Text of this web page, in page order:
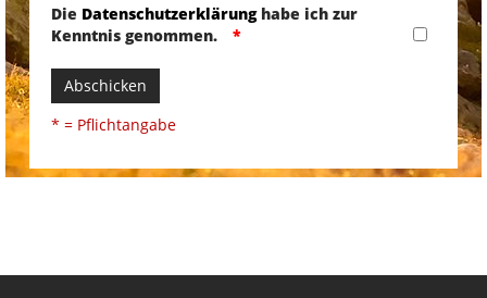
Die Datenschutzerklärunghabe ich zur
Kenntnis genommen.
Abschicken
* = Pflichtangabe